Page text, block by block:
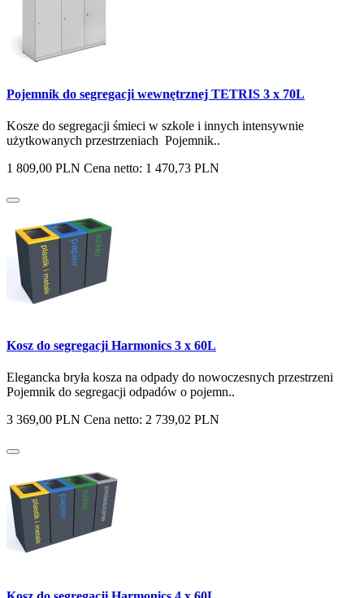
Pojemnik do segregacji wewnętrznej TETRIS 3 x 70L
Kosze do segregacji śmieci w szkole i innych intensywnie
użytkowanych przestrzeniach Pojemnik..
1 809,00 PLN Cena netto: 1 470,73 PLN
Kosz do segregacji Harmonics 3 x 60L
Elegancka bryła kosza na odpady do nowoczesnych przestrzeni
Pojemnik do segregacji odpadów o pojemn..
3 369,00 PLN Cena netto: 2 739,02 PLN